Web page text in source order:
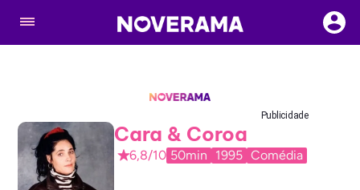
Publicidade
Cara & Coroa
6,8/10 50min 1995 Comédia